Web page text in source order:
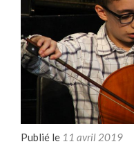
Publié le 11 avril 2019